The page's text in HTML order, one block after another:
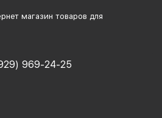
магазин товаров для
969-24-25